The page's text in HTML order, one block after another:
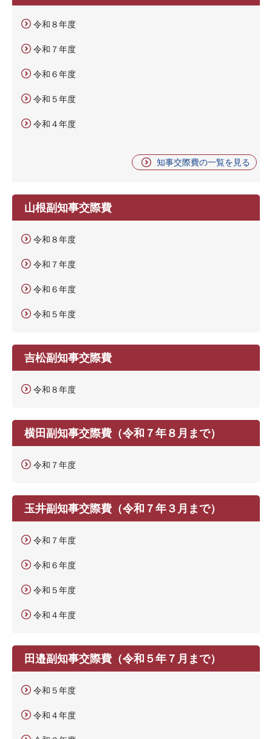
令和８年度
令和７年度
令和６年度
令和５年度
令和４年度
知事交際費の一覧を見る
山根副知事交際費
令和８年度
令和７年度
令和６年度
令和５年度
吉松副知事交際費
令和８年度
横田副知事交際費（令和７年８月まで）
令和７年度
玉井副知事交際費（令和７年３月まで）
令和７年度
令和６年度
令和５年度
令和４年度
田邉副知事交際費（令和５年７月まで）
令和５年度
令和４年度